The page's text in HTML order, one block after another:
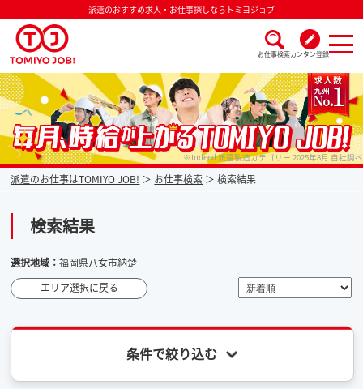
派遣のおすすめ求人・お仕事探しならトミヨジョブ
お仕事検索カンタン登録
派遣なら毎月時給が上がるトミヨジョブ ※Indeed 派遣製造カテゴリー 2025年8月 自社調べ
派遣のお仕事はTOMIYO JOB! お仕事検索 検索結果
検索結果
選択地域：福岡県八女市納楚
エリア選択に戻る
条件で絞り込む